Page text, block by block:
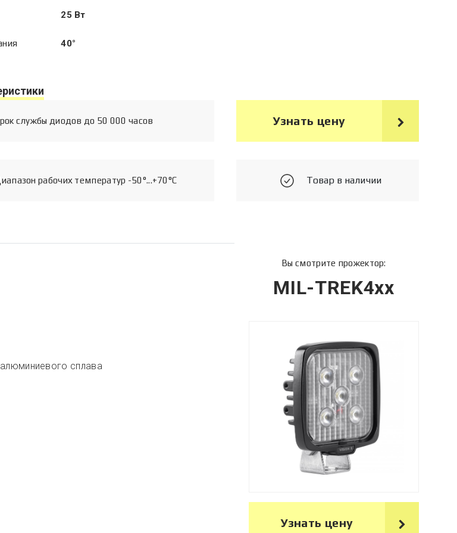
25 Вт
40°
службы диодов до 50 000 часов
рабочих температур -50°...+70°C
Узнать цену
Товар в наличии
сплава
Вы смотрите прожектор:
MIL-TREK4xx
Узнать цену